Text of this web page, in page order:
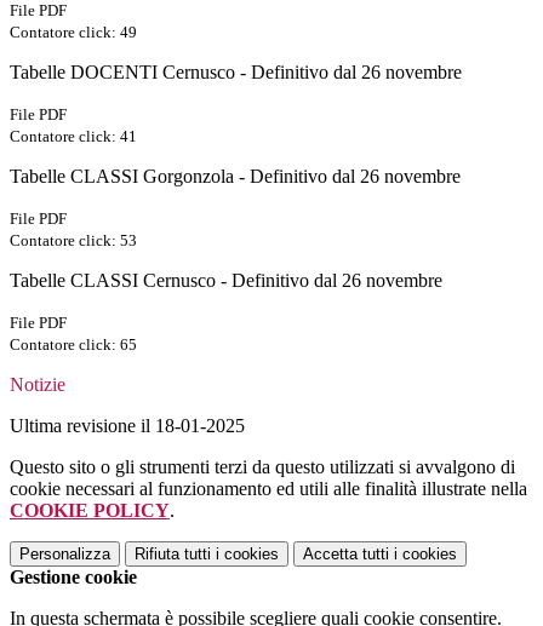
File PDF
Contatore click: 49
Tabelle DOCENTI Cernusco - Definitivo dal 26 novembre
File PDF
Contatore click: 41
Tabelle CLASSI Gorgonzola - Definitivo dal 26 novembre
File PDF
Contatore click: 53
Tabelle CLASSI Cernusco - Definitivo dal 26 novembre
File PDF
Contatore click: 65
Notizie
Ultima revisione il 18-01-2025
Questo sito o gli strumenti terzi da questo utilizzati si avvalgono di
cookie necessari al funzionamento ed utili alle finalità illustrate nella
COOKIE POLICY.
Personalizza Rifiuta tutti i cookies Accetta tutti i cookies
Gestione cookie
In questa schermata è possibile scegliere quali cookie consentire.